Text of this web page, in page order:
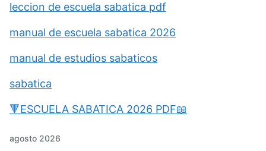
leccion de escuela sabatica pdf
manual de escuela sabatica 2026
manual de estudios sabaticos
sabatica
🔻ESCUELA SABATICA 2026 PDF📖
agosto 2026